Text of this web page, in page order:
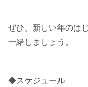
ぜひ、新しい年のは
一緒しましょう。
◆スケジュール